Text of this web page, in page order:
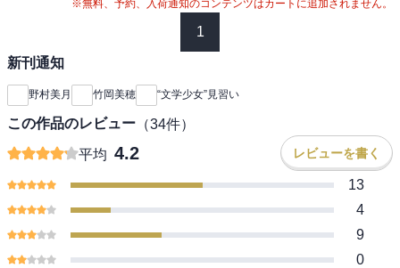
※無料、予約、入荷通知のコンテンツはカートに追加されません。
1
新刊通知
野村美月 竹岡美穂 “文学少女”見習い
この作品のレビュー （34件）
平均 4.2 レビューを書く
13
4
9
0